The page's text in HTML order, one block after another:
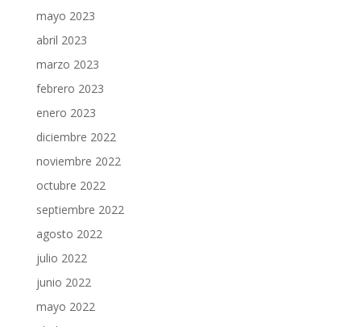
mayo 2023
abril 2023
marzo 2023
febrero 2023
enero 2023
diciembre 2022
noviembre 2022
octubre 2022
septiembre 2022
agosto 2022
julio 2022
junio 2022
mayo 2022